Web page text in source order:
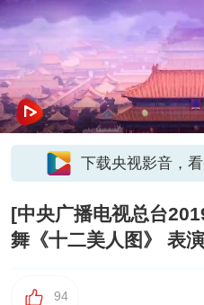
下载央视影音，
[中央广播电视总台
舞《十二美人图》 表
94